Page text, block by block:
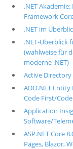
.NET
Framework
.NET im
.NET-Überblick
(wahlweise für
moderne .NET)
Active
ADO.NET
Code First/
Application
Software/
ASP.NET Core
Pages, Blazor,